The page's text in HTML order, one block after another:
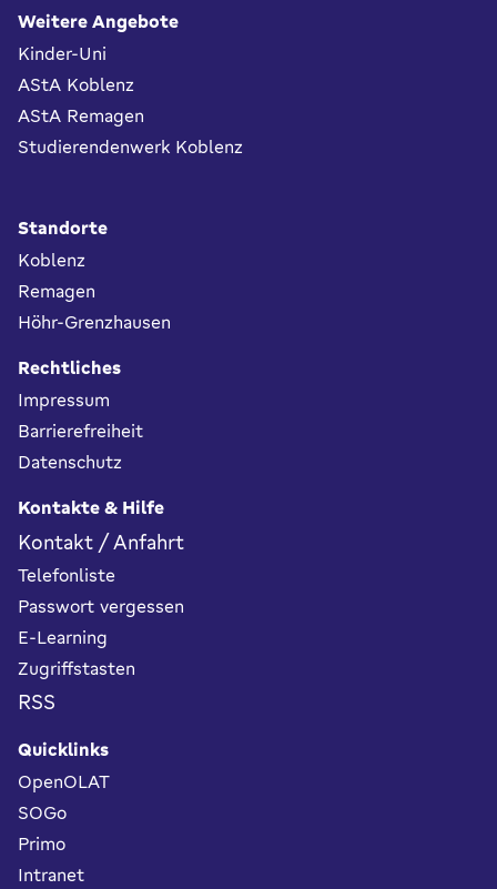
Fußbereich
Weitere Angebote
Kinder-Uni
AStA Koblenz
AStA Remagen
Studierendenwerk Koblenz
Standorte
Koblenz
Remagen
Höhr-Grenzhausen
Rechtliches
Impressum
Barrierefreiheit
Datenschutz
Kontakte & Hilfe
Kontakt / Anfahrt
Telefonliste
Passwort vergessen
E-Learning
Zugriffstasten
RSS
Quicklinks
OpenOLAT
SOGo
Primo
Intranet